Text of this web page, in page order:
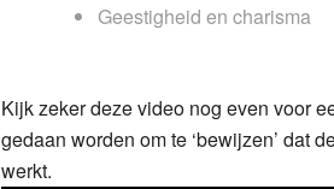
Geestigheid en charisma
Kijk zeker deze video nog even voor
gedaan worden om te ‘bewijzen’ dat
werkt.